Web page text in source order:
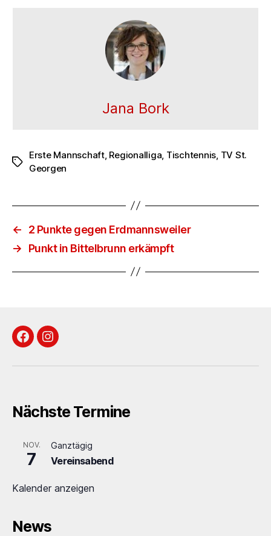
Jana Bork
Schlagwörter
Erste Mannschaft, Regionalliga, Tischtennis, TV St.
Georgen
←
2 Punkte gegen Erdmannsweiler
→
Punkt in Bittelbrunn erkämpft
FacebookInstagram
Nächste Termine
NOV.
7
Ganztägig
Vereinsabend
Kalender anzeigen
News